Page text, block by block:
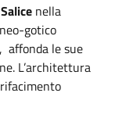
nella
gotico
affonda le sue
L’architettura